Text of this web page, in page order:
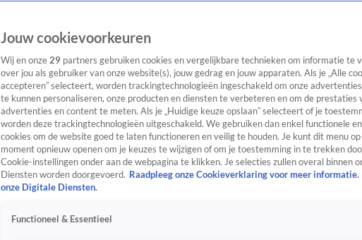
Jouw cookievoorkeuren
Wij en onze 29 partners gebruiken cookies en vergelijkbare technieken om informatie te
over jou als gebruiker van onze website(s), jouw gedrag en jouw apparaten. Als je „Alle
accepteren” selecteert, worden trackingtechnologieën ingeschakeld om onze
te kunnen personaliseren, onze producten en diensten te verbeteren en om de prestaties
advertenties en content te meten. Als je „Huidige keuze opslaan” selecteert of je
worden deze trackingtechnologieën uitgeschakeld. We gebruiken dan enkel functionele
cookies om de website goed te laten functioneren en veilig te houden. Je kunt dit menu
moment opnieuw openen om je keuzes te wijzigen of om je toestemming in te trekken
Cookie-instellingen onder aan de webpagina te klikken. Je selecties zullen overal binnen
Diensten worden doorgevoerd. Raadpleeg onze Cookieverklaring voor meer informatie.
onze Digitale Diensten.
Functioneel & Essentieel